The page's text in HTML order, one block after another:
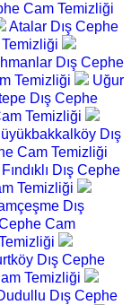
Cam Temizliği
Atalar Dış Cephe
Dış Cephe
Temizliği
Uğur
Dış Cephe
Temizliği
Dış
Cam Temizliği
Fındıklı Dış Cephe
Temizliği
Dış
Cam
Dış Cephe
Temizliği
Dış Cephe